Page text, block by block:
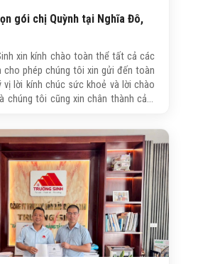
gói chị Quỳnh tại Nghĩa Đô,
xin kính chào toàn thể tất cả các
cho phép chúng tôi xin gửi đến toàn
lời kính chúc sức khoẻ và lời chào
chúng tôi cũng xin chân thành cảm
nhà trọn gói chất lượng của chúng